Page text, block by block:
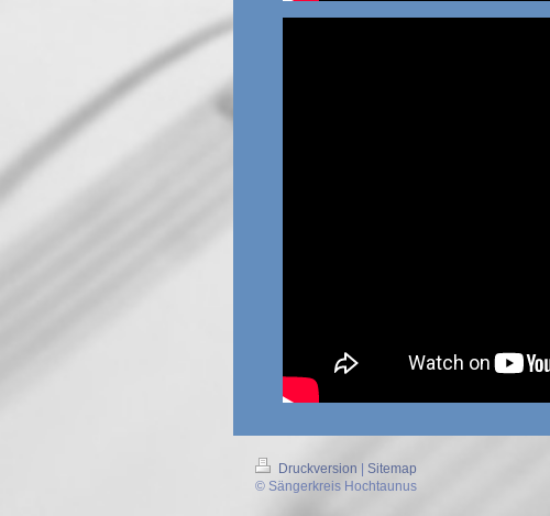
Druckversion | Sitemap
© Sängerkreis Hochtaunus